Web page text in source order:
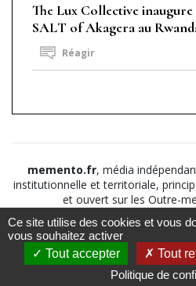
The Lux Collective
SALT of Akagera au
Réagir
memento.fr, média
institutionnelle et territoriale,
et ouvert sur les Outre-
©2026
Mémento
Suivez nous sur
Ce site utilise des cookies et vous
vous souhaitez activer
Tout accepter
Tout
Politique de